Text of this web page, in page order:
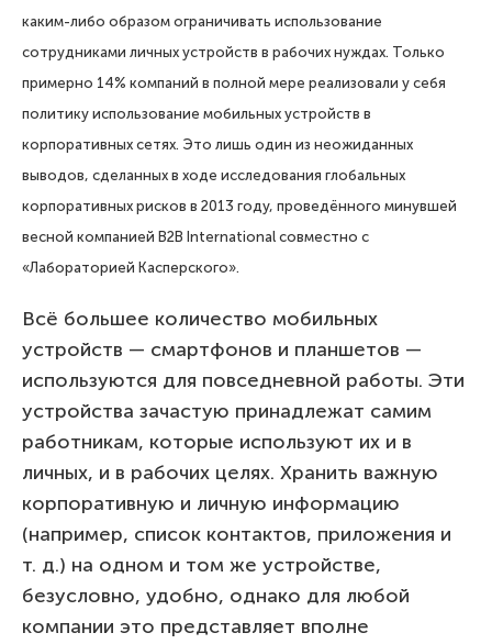
каким-либо образом ограничивать использование
сотрудниками личных устройств в рабочих нуждах. Только
примерно 14% компаний в полной мере реализовали у себя
политику использование мобильных устройств в
корпоративных сетях. Это лишь один из неожиданных
выводов, сделанных в ходе исследования глобальных
корпоративных рисков в 2013 году, проведённого минувшей
весной компанией B2B International совместно с
«Лабораторией Касперского».
Всё большее количество мобильных
устройств — смартфонов и планшетов —
используются для повседневной работы. Эти
устройства зачастую принадлежат самим
работникам, которые используют их и в
личных, и в рабочих целях. Хранить важную
корпоративную и личную информацию
(например, список контактов, приложения и
т. д.) на одном и том же устройстве,
безусловно, удобно, однако для любой
компании это представляет вполне